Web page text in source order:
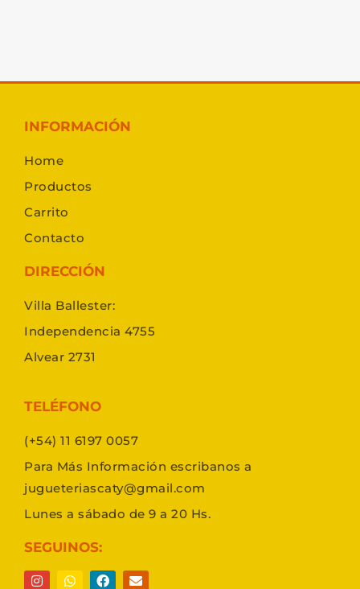
INFORMACIÓN
Home
Productos
Carrito
Contacto
DIRECCIÓN
Villa Ballester:
Independencia 4755
Alvear 2731
TELÉFONO
(+54) 11 6197 0057
Para Más Información escribanos a
jugueteriascaty@gmail.com
Lunes a sábado de 9 a 20 Hs.
SEGUINOS: